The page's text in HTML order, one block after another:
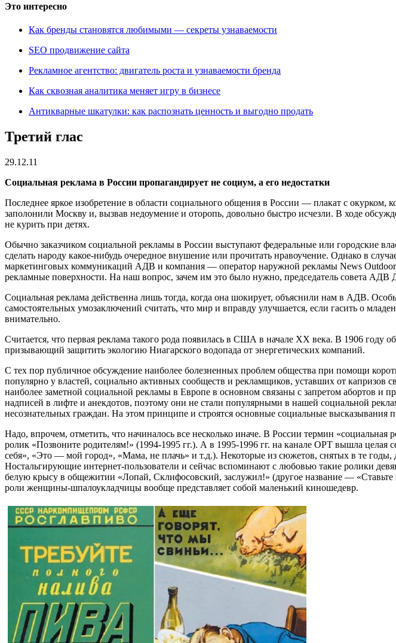
Это интересно
Как бренды становятся любимыми — секреты узнаваемости
SEO продвижение сайта
Рекламное агентство: двигатель роста и узнаваемости бренда
Как сквозная аналитика меняет игру в бизнесе
Антикварные шкатулки: как распознать ценность и выгодно продать
Третий глас
29.12.11
Социальная реклама в России пропагандирует не социум, а его недостатки
Последнее яркое изобретение в области социального общения в России — плакат с
заполонили Москву и, вызвав недоумение и оторопь, довольно быстро исчезли. В ходе
не курить при детях.
Обычно заказчиком социальной рекламы в России выступают федеральные или городские
сделать народу какое-нибудь очередное внушение или прочитать нравоучение. Однако в
маркетинговых коммуникаций АДВ и компания — оператор наружной рекламы News
рекламные поверхности. На наш вопрос, зачем им это было нужно, председатель совета
Социальная реклама действенна лишь тогда, когда она шокирует, объяснили нам в АДВ.
самостоятельных умозаключений считать, что мир и вправду улучшается, если гасить о
внимательно.
Считается, что первая реклама такого рода появилась в США в начале XX века. В 1906 году
призывающий защитить экологию Ниагарского водопада от энергетических компаний.
С тех пор публичное обсуждение наиболее болезненных проблем общества при помощи
популярно у властей, социально активных сообществ и рекламщиков, уставших от
наиболее заметной социальной рекламы в Европе в основном связаны с запретом абортов и
надписей в лифте и анекдотов, поэтому они не стали популярными в нашей социальной
несознательных граждан. На этом принципе и строятся основные социальные высказывания
Надо, впрочем, отметить, что начиналось все несколько иначе. В России термин
ролик «Позвоните родителям!» (1994-1995 гг.). А в 1995-1996 гг. на канале ОРТ вышла
себя», «Это — мой город», «Мама, не плачь» и т.д.). Некоторые из сюжетов, снятых в те
Ностальгирующие интернет-пользователи и сейчас вспоминают с любовью такие ролики
белую крысу в общежитии «Лопай, Склифосовский, заслужил!» (другое название —
роли женщины-шпалоукладчицы вообще представляет собой маленький киношедевр.